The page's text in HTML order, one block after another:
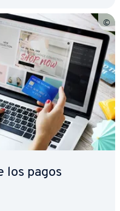
los pagos